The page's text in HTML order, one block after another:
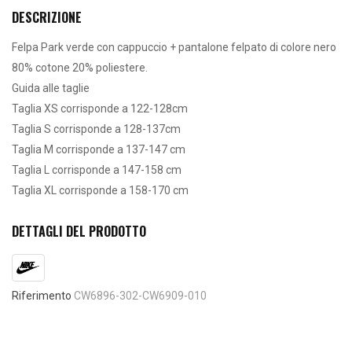
DESCRIZIONE
Felpa Park verde con cappuccio + pantalone felpato di colore nero
80% cotone 20% poliestere.
Guida alle taglie
Taglia XS corrisponde a 122-128cm
Taglia S corrisponde a 128-137cm
Taglia M corrisponde a 137-147 cm
Taglia L corrisponde a 147-158 cm
Taglia XL corrisponde a 158-170 cm
DETTAGLI DEL PRODOTTO
Riferimento CW6896-302-CW6909-010